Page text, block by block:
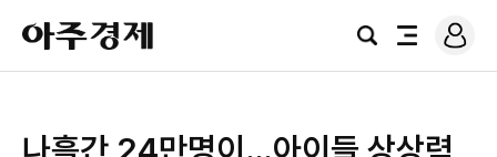
아
주
경
검
전
로
그